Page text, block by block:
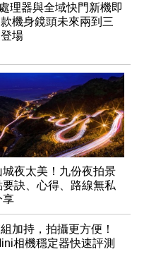
理器與全域快門新機即
機身鏡頭未來兩到三
場
城夜太美！九份夜拍景
要訣、心得、路線無私
享
加持，拍攝更方便！
相機穩定器快速評測